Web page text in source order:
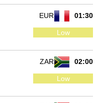
01:30
EUR
Low
02:00
ZAR
Low